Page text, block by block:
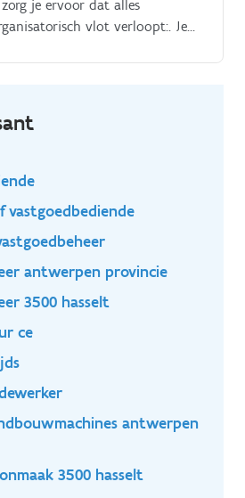
je ervoor dat alles
vlot verloopt:. Je
verslagen, opvolgingen, …);.
vastgoedbediende
antwerpen provincie
3500 hasselt
ce
antwerpen
3500 hasselt